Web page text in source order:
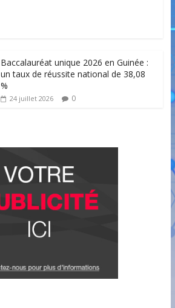
Baccalauréat unique 2026 en Guinée :
un taux de réussite national de 38,08
%
24 juillet 2026 0